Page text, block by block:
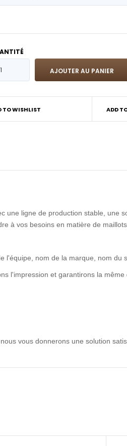
TO WISHLIST ADD
une ligne de production stable, une
à vos besoins en matière de
l'équipe, nom de la marque, nom du
l'impression et garantirons la même
vous donnerons une solution